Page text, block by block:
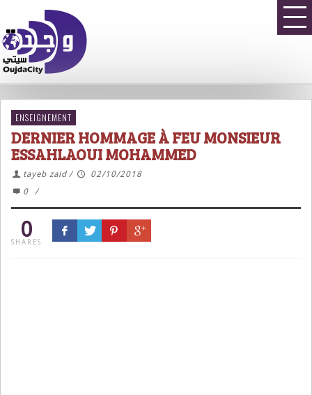
ENSEIGNEMENT
DERNIER HOMMAGE À FEU MONSIEUR
ESSAHLAOUI MOHAMMED
tayeb zaid /
02/10/2018
0
/
0
SHARES